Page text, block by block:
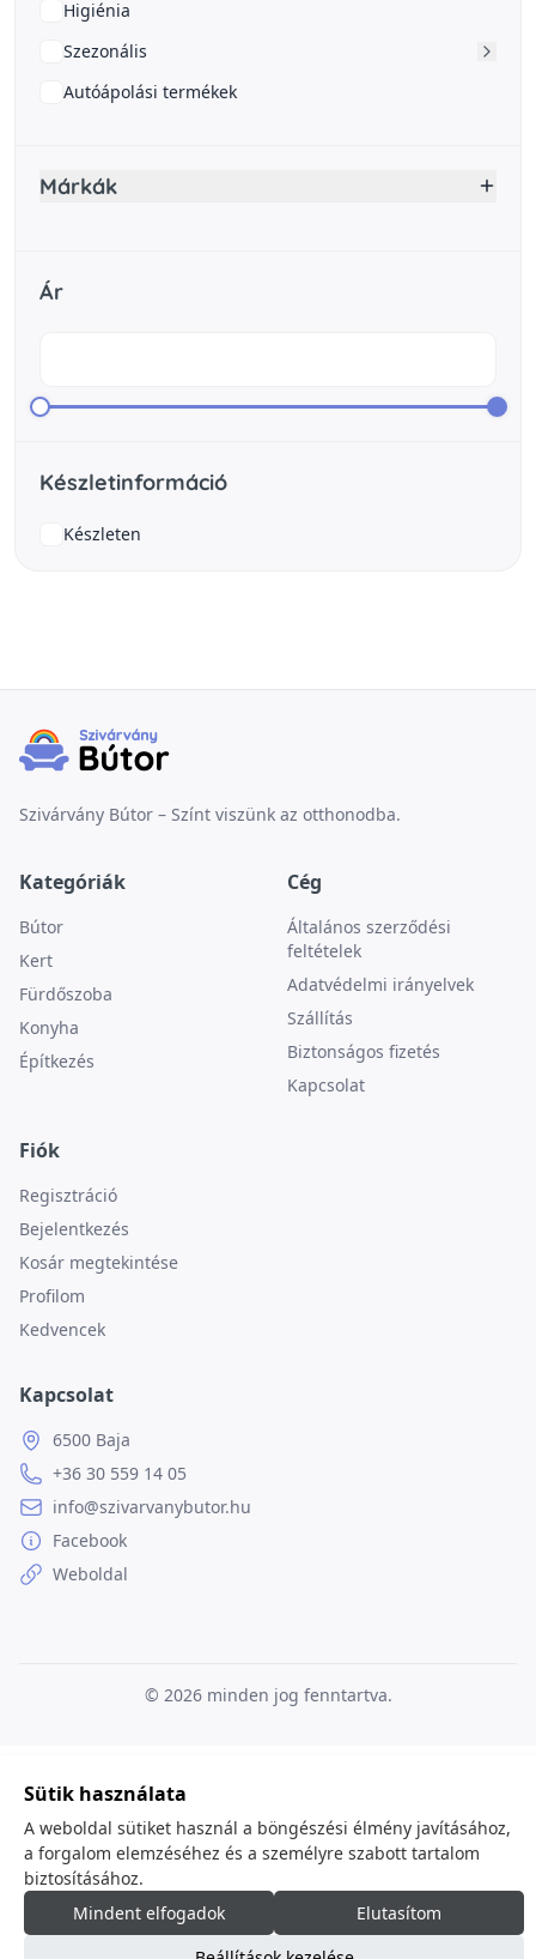
Higiénia
Szezonális
Autóápolási termékek
Márkák
Ár
Készletinformáció
Készleten
Szivárvány Bútor – Színt viszünk az otthonodba.
Kategóriák
Bútor
Kert
Fürdőszoba
Konyha
Építkezés
Cég
Általános szerződési
feltételek
Adatvédelmi irányelvek
Szállítás
Biztonságos fizetés
Kapcsolat
Fiók
Regisztráció
Bejelentkezés
Kosár megtekintése
Profilom
Kedvencek
Kapcsolat
6500 Baja
+36 30 559 14 05
info@szivarvanybutor.hu
Facebook
Weboldal
© 2026 minden jog fenntartva.
Sütik használata
A weboldal sütiket használ a böngészési élmény javításához,
a forgalom elemzéséhez és a személyre szabott tartalom
biztosításához.
Mindent elfogadok
Elutasítom